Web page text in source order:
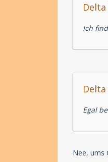
Ich
Egal
Nee, ums